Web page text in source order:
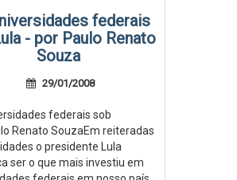
federais
- por Paulo Renato
Souza
29/01/2008
federais sob
Renato SouzaEm reiteradas
o presidente Lula
ser o que mais investiu em